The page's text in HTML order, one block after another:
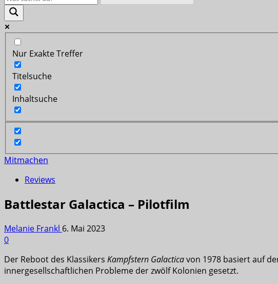
Nur Exakte Treffer
Titelsuche
Inhaltsuche
Mitmachen
Reviews
Battlestar Galactica – Pilotfilm
Melanie Frankl 6. Mai 2023
0
Der Reboot des Klassikers Kampfstern Galacticavon 1978 basiert auf
innergesellschaftlichen Probleme der zwölf Kolonien gesetzt.